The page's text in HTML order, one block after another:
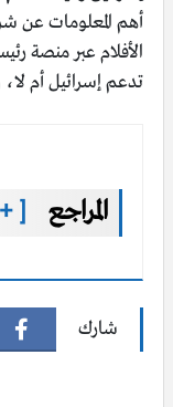
أهم المعلومات عن
الأفلام عبر منصة
تدعم إسرائيل أم لا،
المراجع ]
شارك